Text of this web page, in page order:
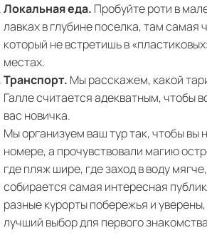
Локальная еда. Пробуйте роти в
лавках в глубине поселка, там самая
который не встретишь в
местах.
Транспорт. Мы расскажем, какой
Галле считается адекватным, чтобы
вас новичка.
Мы организуем ваш тур так, чтобы вы
номере, а прочувствовали магию
где пляж шире, где заход в воду
собирается самая интересная
разные курорты побережья и
лучший выбор для первого